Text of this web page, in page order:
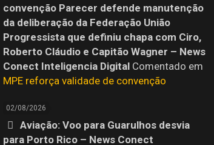
convenção Parecer defende manutenção
da deliberação da Federação União
Progressista que definiu chapa com Ciro,
Roberto Cláudio e Capitão Wagner – News
Conect Inteligencia DigitalComentado em
MPE reforça validade de convenção
02/08/2026
Aviação: Voo para Guarulhos desvia
para Porto Rico – News Conect